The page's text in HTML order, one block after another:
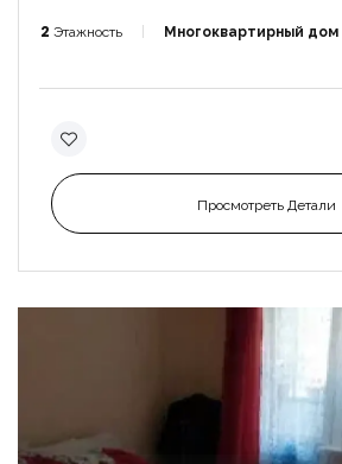
2 Этажность Многоквартирный дом
Просмотреть Детали